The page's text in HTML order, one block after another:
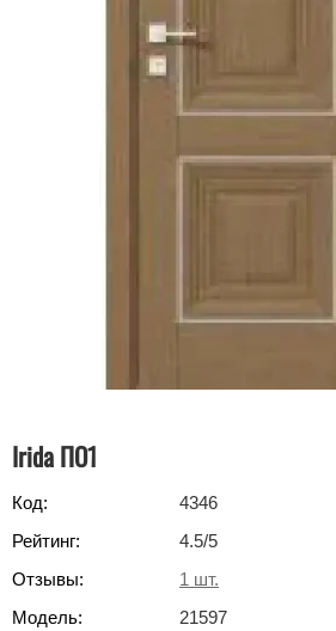
Irida ПО1
Код:
4346
Рейтинг:
4.5/5
Отзывы:
1 шт.
Модель:
21597